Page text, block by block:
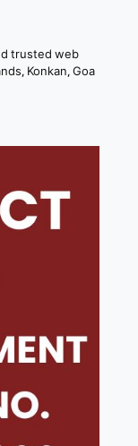
trusted web
Konkan, Goa